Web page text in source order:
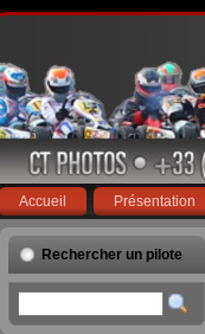
Accueil Présentation
Rechercher un pilote